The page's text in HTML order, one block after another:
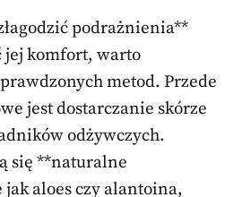
podrażnienia**
jej komfort, warto
metod. Przede
jest dostarczanie skórze
odżywczych.
się **naturalne
jak aloes czy alantoina,